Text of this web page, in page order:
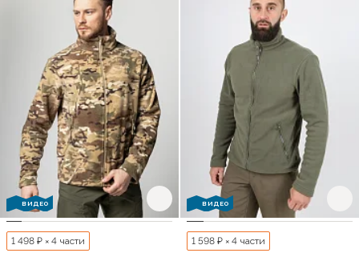
ВИДЕО
1 498 ₽ × 4 части
ВИДЕО
1 598 ₽ × 4 части